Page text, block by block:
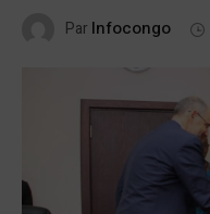
Par Infocongo